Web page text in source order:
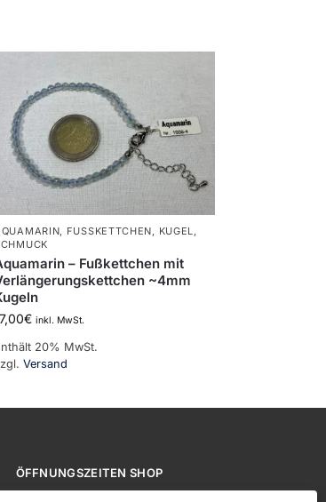
, FUSSKETTCHEN, KUGEL,
– Fußkettchen mit
~4mm
€ inkl. MwSt.
20% MwSt.
Versand
ÖFFNUNGSZEITEN SHOP